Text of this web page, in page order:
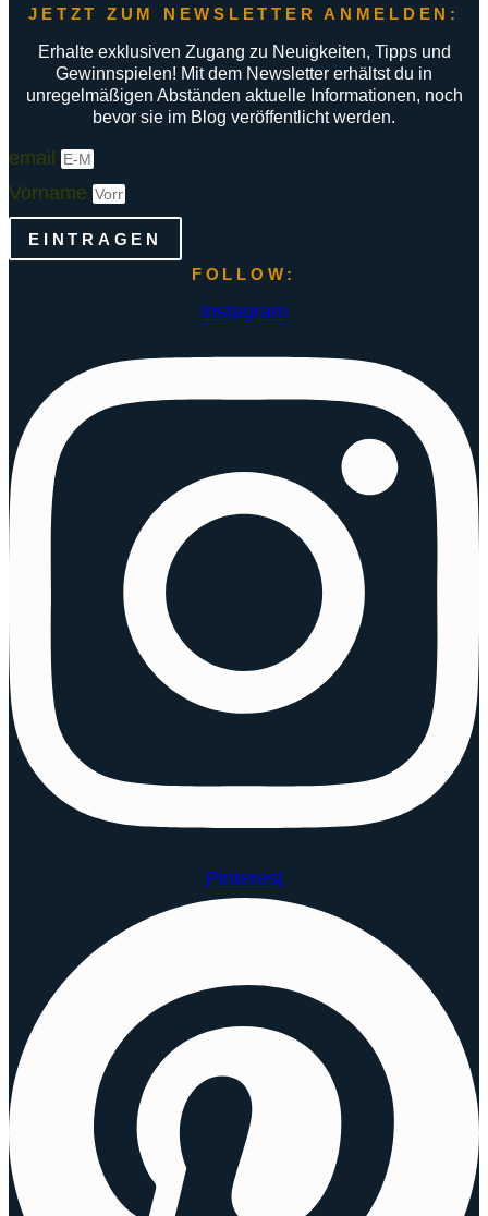
JETZT ZUM NEWSLETTER ANMELDEN:
Erhalte exklusiven Zugang zu Neuigkeiten, Tipps und
Gewinnspielen! Mit dem Newsletter erhältst du in
unregelmäßigen Abständen aktuelle Informationen, noch
bevor sie im Blog veröffentlicht werden.
email
Vorname
EINTRAGEN
FOLLOW:
Instagram
Pinterest